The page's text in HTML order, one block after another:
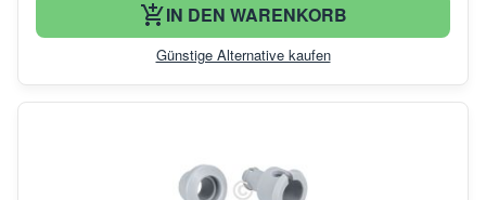
IN DEN WARENKORB
Günstige Alternative kaufen